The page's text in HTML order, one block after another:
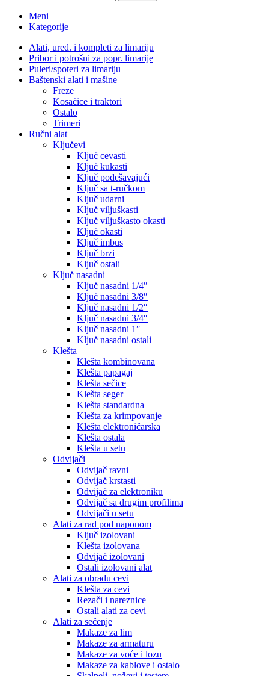
Meni
Kategorije
Alati, uređ. i kompleti za limariju
Pribor i potrošni za popr. limarije
Puleri/spoteri za limariju
Baštenski alati i mašine
Freze
Kosačice i traktori
Ostalo
Trimeri
Ručni alat
Ključevi
Ključ cevasti
Ključ kukasti
Ključ podešavajući
Ključ sa t-ručkom
Ključ udarni
Ključ viljuškasti
Ključ viljuškasto okasti
Ključ okasti
Ključ imbus
Ključ brzi
Ključ ostali
Ključ nasadni
Ključ nasadni 1/4″
Ključ nasadni 3/8″
Ključ nasadni 1/2″
Ključ nasadni 3/4″
Ključ nasadni 1″
Ključ nasadni ostali
Klešta
Klešta kombinovana
Klešta papagaj
Klešta sečice
Klešta seger
Klešta standardna
Klešta za krimpovanje
Klešta elektroničarska
Klešta ostala
Klešta u setu
Odvijači
Odvijač ravni
Odvijač krstasti
Odvijač za elektroniku
Odvijač sa drugim profilima
Odvijači u setu
Alati za rad pod naponom
Ključ izolovani
Klešta izolovana
Odvijač izolovani
Ostali izolovani alat
Alati za obradu cevi
Klešta za cevi
Rezači i nareznice
Ostali alati za cevi
Alati za sečenje
Makaze za lim
Makaze za armaturu
Makaze za voće i lozu
Makaze za kablove i ostalo